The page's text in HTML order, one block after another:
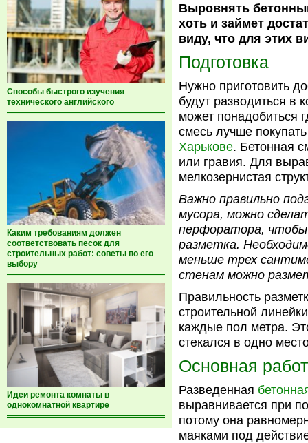
Способы быстрого изучения
технического английского
Каким требованиям должен
соответствовать песок для
строительных работ: советы по его
выбору
Идеи ремонта комнаты в
однокомнатной квартире
Выровнять
хоть и займет
виду, что для этих
Подготовка
Нужно приготовить
будут разводиться в
может понадобиться
смесь лучше
Харькове. Бетонная
или гравия. Для
мелкозернистая
Важно правильно
мусора, можно
перфоратора, чтобы
разметка.
меньше трех
стенам можно
Правильность
строительной
каждые пол метра.
стекался в одно
Основная
Разведенная
выравнивается при
потому она
маяками под